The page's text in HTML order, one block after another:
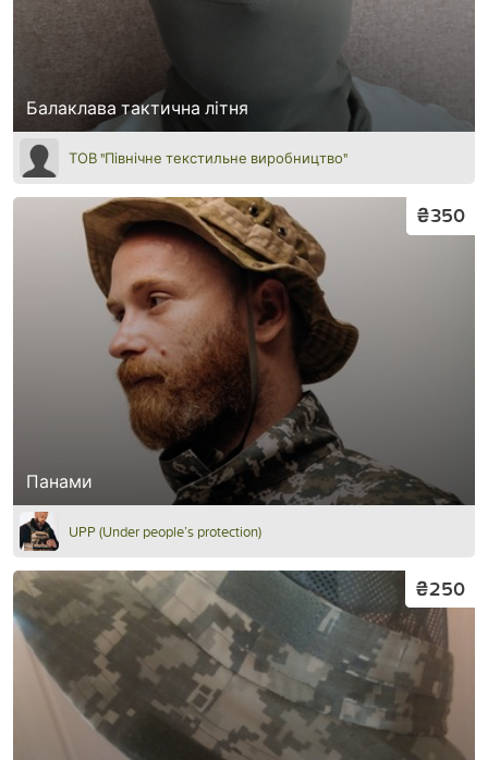
Балаклава тактична літня
ТОВ "Північне текстильне виробництво"
Панами
₴350
UPP (Under people’s protection)
₴250